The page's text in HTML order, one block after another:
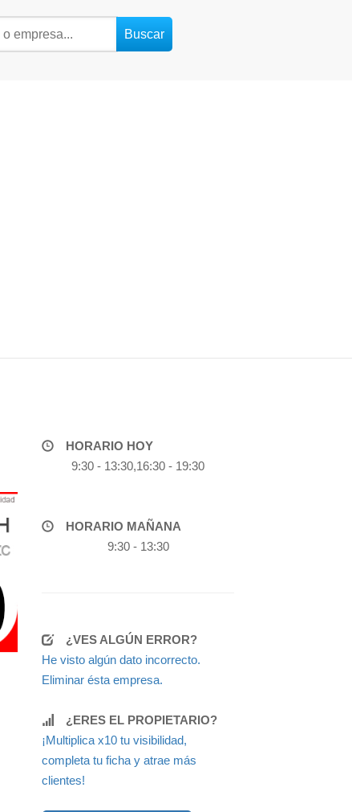
HORARIO HOY
9:30 - 13:30,16:30 - 19:30
HORARIO MAÑANA
9:30 - 13:30
¿VES ALGÚN ERROR?
He visto algún dato incorrecto.
Eliminar ésta empresa.
¿ERES EL PROPIETARIO?
¡Multiplica x10 tu visibilidad,
completa tu ficha y atrae más
clientes!